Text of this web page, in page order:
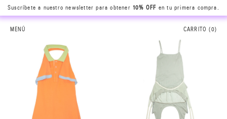
Suscríbete a nuestro newsletter para obtener10% OFF en tu primera compra.
MENÚ CARRITO (0)